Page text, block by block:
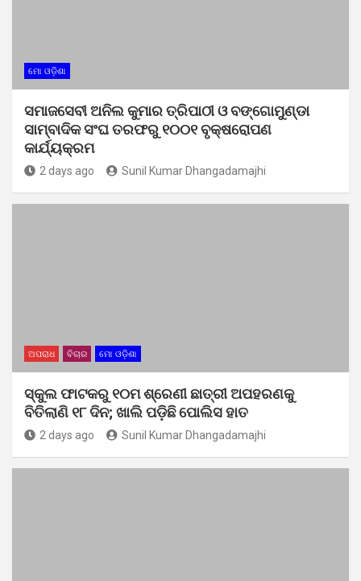
ମୋ ଓଡ଼ିଶା
ସମାଜସେବୀ ଅନିଲ କୁମାର ତ୍ରିପାଠୀ ଓ ବଙ୍ଗୋମୁଣ୍ଡା
ସାମ୍ବାଦିକ ସଂଘ ତରଫରୁ ୧୦୦୧ ବୃକ୍ଷରୋପଣ
କାର୍ଯ୍ୟକ୍ରମ
2 days ago Sunil Kumar Dhangadamajhi
ଅପରାଧ ବିଚାର ମୋ ଓଡ଼ିଶା
ସ୍କୁଲ ଫାଟକରୁ ୧୦ମ ଶ୍ରେଣୀ ଛାତ୍ରୀ ଅପହରଣକୁ
ବିତିଲାଣି ୧୮ ଦିନ; ଖାଲି ପଡ଼ିଛି ପୋଲିସ ହାତ
2 days ago Sunil Kumar Dhangadamajhi